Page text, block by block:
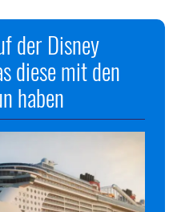
der Disney
diese mit den
haben